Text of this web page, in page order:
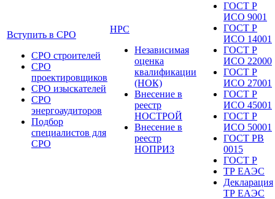
Вступить в СРО
СРО строителей
СРО
проектировщиков
СРО изыскателей
СРО
энергоаудиторов
Подбор
специалистов для
СРО
НРС
Независимая
оценка
квалификации
(НОК)
Внесение в
реестр
НОСТРОЙ
Внесение в
реестр
НОПРИЗ
ГОСТ Р
ИСО 9001
ГОСТ Р
ИСО 14001
ГОСТ Р
ИСО 22000
ГОСТ Р
ИСО 27001
ГОСТ Р
ИСО 45001
ГОСТ Р
ИСО 50001
ГОСТ РВ
0015
ГОСТ Р
ТР ЕАЭС
Декларация
ТР ЕАЭС